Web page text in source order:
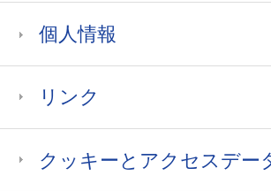
個人情報
リンク
クッキーとアクセスデー